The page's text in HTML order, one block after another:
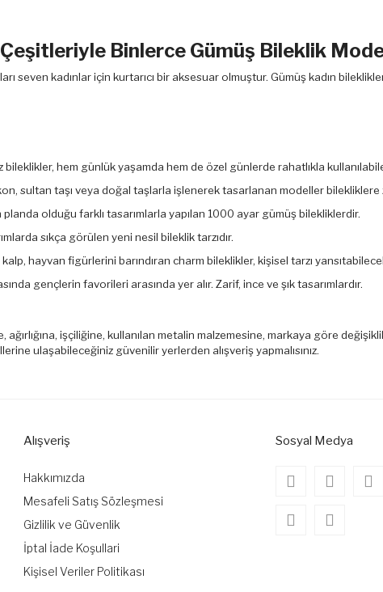
Binlerce Gümüş Bileklik
seven kadınlar için kurtarıcı bir aksesuar olmuştur. Gümüş kadın
bileklikler, hem günlük yaşamda hem de özel günlerde rahatlıkla
sultan taşı veya doğal taşlarla işlenerek tasarlanan modeller bilekliklere
planda olduğu farklı tasarımlarla yapılan 1000 ayar gümüş bilekliklerdir.
sıkça görülen yeni nesil bileklik tarzıdır.
kalp, hayvan figürlerini barındıran charm bileklikler, kişisel tarzı
gençlerin favorileri arasında yer alır. Zarif, ince ve şık tasarımlardır.
işçiliğine, kullanılan metalin malzemesine, markaya göre
ulaşabileceğiniz güvenilir yerlerden alışveriş yapmalısınız.
Alışveriş
Hakkımızda
Mesafeli Satış Sözleşmesi
Gizlilik ve Güvenlik
İptal İade Koşullari
Kişisel Veriler Politikası
Sosyal Medya